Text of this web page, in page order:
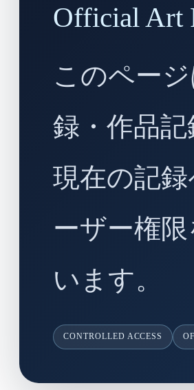
Official Art
このペー
録・作品
現在の記
ーザー権
います。
CONTROLLED ACCESS